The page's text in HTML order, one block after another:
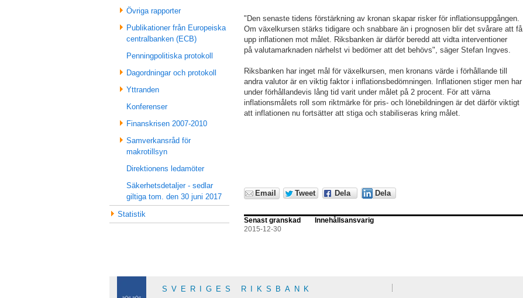
"Den senaste tidens förstärkning av kronan skapar risker för inflationsuppgången.
Om växelkursen stärks tidigare och snabbare än i prognosen blir det svårare att få
upp inflationen mot målet. Riksbanken är därför beredd att vidta interventioner
på valutamarknaden närhelst vi bedömer att det behövs", säger Stefan Ingves.
Riksbanken har inget mål för växelkursen, men kronans värde i förhållande till
andra valutor är en viktig faktor i inflationsbedömningen. Inflationen stiger men har
under förhållandevis lång tid varit under målet på 2 procent. För att värna
inflationsmålets roll som riktmärke för pris- och lönebildningen är det därför viktigt
att inflationen nu fortsätter att stiga och stabiliseras kring målet.
Email Tweet Dela Dela
Senast granskad
2015-12-30
Innehållsansvarig
Övriga rapporter
Publikationer från Europeiska
centralbanken (ECB)
Penningpolitiska protokoll
Dagordningar och protokoll
Yttranden
Konferenser
Finanskrisen 2007-2010
Samverkansråd för
makrotillsyn
Direktionens ledamöter
Säkerhetsdetaljer - sedlar
giltiga tom. den 30 juni 2017
Statistik
SVERIGES RIKSBANK